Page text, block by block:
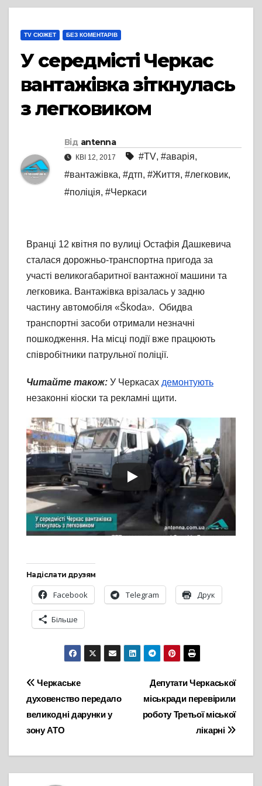
TV СЮЖЕТ БЕЗ КОМЕНТАРІВ
У середмісті Черкас
вантажівка зіткнулась
з легковиком
Від antenna
КВІ 12, 2017 #TV, #аварія,
#вантажівка, #дтп, #Життя, #легковик,
#поліція, #Черкаси
Вранці 12 квітня по вулиці Остафія Дашкевича
сталася дорожньо-транспортна пригода за
участі великогабаритної вантажної машини та
легковика. Вантажівка врізалась у задню
частину автомобіля «Škoda». Обидва
транспортні засоби отримали незначні
пошкодження. На місці події вже працюють
співробітники патрульної поліції.
Читайте також: У Черкасах демонтують
незаконні кіоски та рекламні щити.
Надіслати друзям
Facebook Telegram Друк
Більше
Навігація
записів
Депутати Черкаської
міськради перевірили
роботу Третьої міської
лікарні
Черкаське
духовенство передало
великодні дарунки у
зону АТО